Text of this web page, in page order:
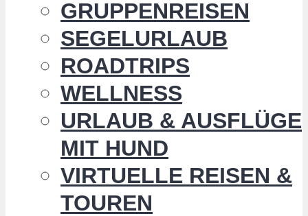
GRUPPENREISEN
SEGELURLAUB
ROADTRIPS
WELLNESS
URLAUB & AUSFLÜGE
MIT HUND
VIRTUELLE REISEN &
TOUREN